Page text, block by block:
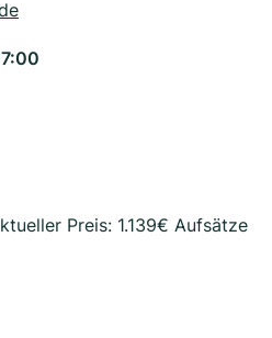
Preis: 1.139€ Aufsätze